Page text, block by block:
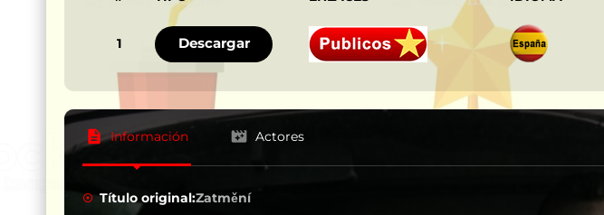
1 Descargar ‎
Información Actores
Título original:Zatmění